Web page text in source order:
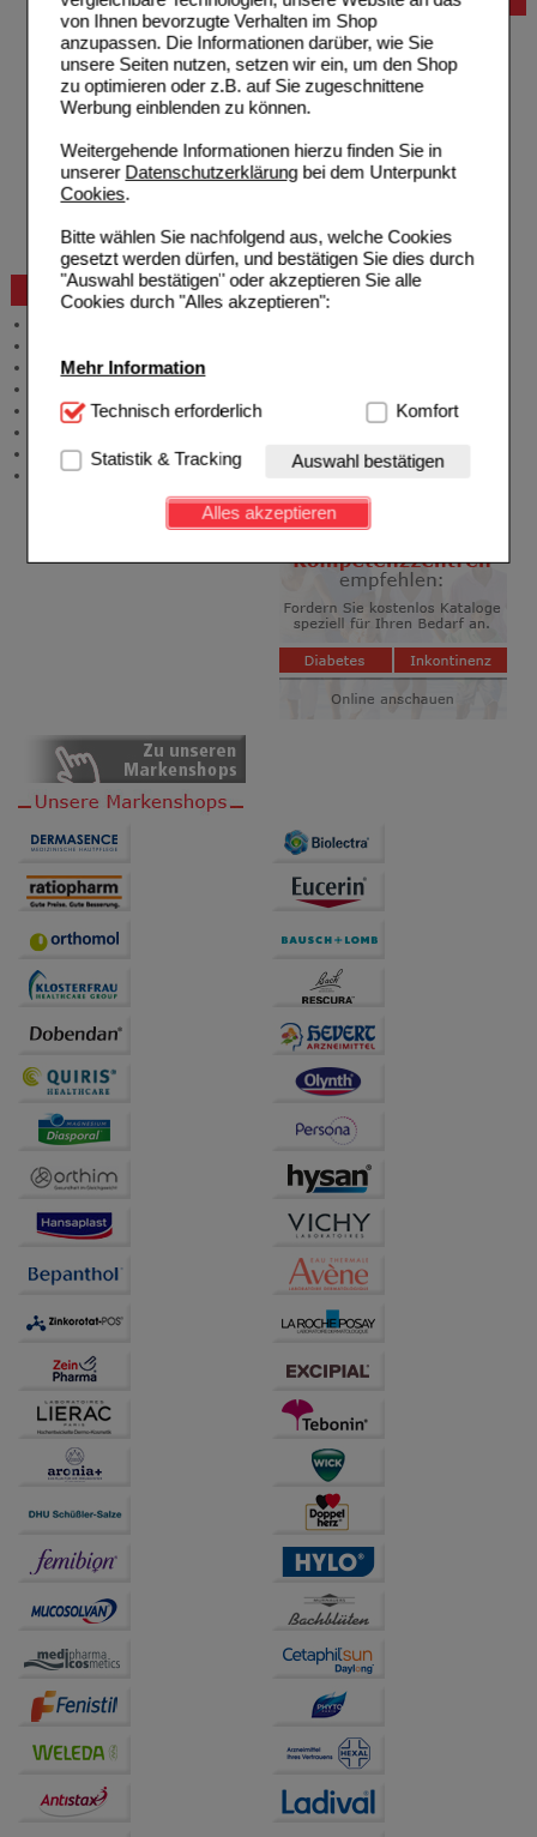
von Ihnen bevorzugte Verhalten im Shop
anzupassen. Die Informationen darüber, wie Sie
unsere Seiten nutzen, setzen wir ein, um den Shop
zu optimieren oder z.B. auf Sie zugeschnittene
Werbung einblenden zu können.
Weitergehende Informationen hierzu finden Sie in
unserer Datenschutzerklärungbei dem Unterpunkt
Cookies.
Bitte wählen Sie nachfolgend aus, welche Cookies
gesetzt werden dürfen, und bestätigen Sie dies durch
"Auswahl bestätigen" oder akzeptieren Sie alle
Cookies durch "Alles akzeptieren":
Mehr Information
Technisch Notwendig:Hierbei handelt es sich um
Website notwendig sind (z.B. Navigation, Warenkorb,
Kundenkonto), weshalb auf diese nicht verzichtet
werden kann.
Einkaufserlebnis noch ansprechender zu gestalten,
beispielsweise für die Wiedererkennung des
Besuchers oder unsere Seite an bevorzugte
Verhaltensweisen (z.B. Spracheinstellung)
anzupassen. Komfort-Cookies ermöglichen es uns
auch auf Ihre Bedürfnisse zugeschrittene Inhalte
anzuzeigen und unser Partnerprogramm zu
Statistik & Tracking:Hierüber lassen sich
Informationen über die Art und Weise der Nutzung
unserer Website sammeln, mit deren Hilfe wir unsere
auf unserer Website aber auch die Werbung auf
Bitte beachten Sie, dass Daten hierfür teilweise an
Dritte wie z.B. Google oder soziale Medien
übertragen werden.
Technisch erforderlich Komfort
Statistik & Tracking Auswahl bestätigen
Alles akzeptieren
Hilfe zur Anmeldung
Hilfe zum Bestellvorgang
Zahlungsmöglichkeiten
Rezepte einlösen
Freiumschläge downloaden
Auslandsbestellung
Problembehebung
Bestellschein
Beratung und Service
Meldung Arzneimittelrisiken
Angebote & Downloads
Neukundenprämie
Stellenangebote